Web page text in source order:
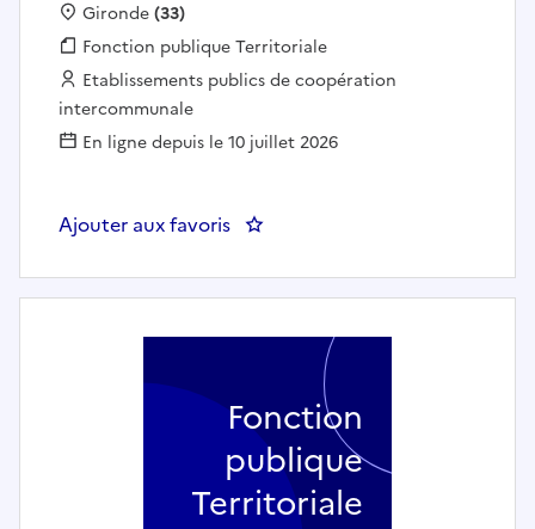
Localisation :
Gironde(33)
Fonction publique :
Fonction publique Territoriale
Employeur :
Etablissements publics de coopération
intercommunale
En ligne depuis le 10 juillet 2026
Ajouter aux favoris : Référent de parcours PLIE - la
Fonction
publique
Territoriale